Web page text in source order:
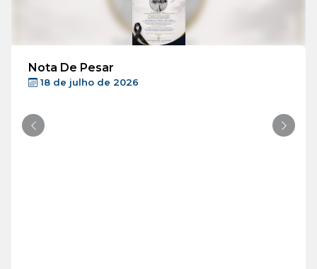
Nota De Pesar
18 de julho de 2026
Anterior